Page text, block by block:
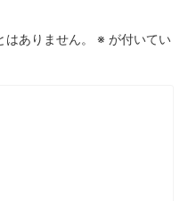
ありません。 ※ が付いてい